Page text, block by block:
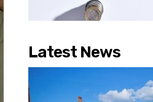
Latest News